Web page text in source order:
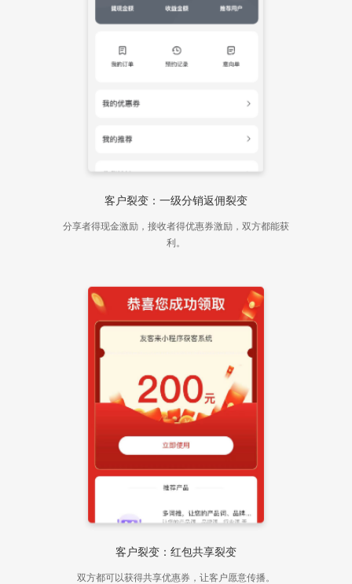
客户裂变：一级分销返佣裂变
分享者得现金激励，接收者得优惠券激励，双方都能获
利。
客户裂变：红包共享裂变
双方都可以获得共享优惠券，让客户愿意传播。